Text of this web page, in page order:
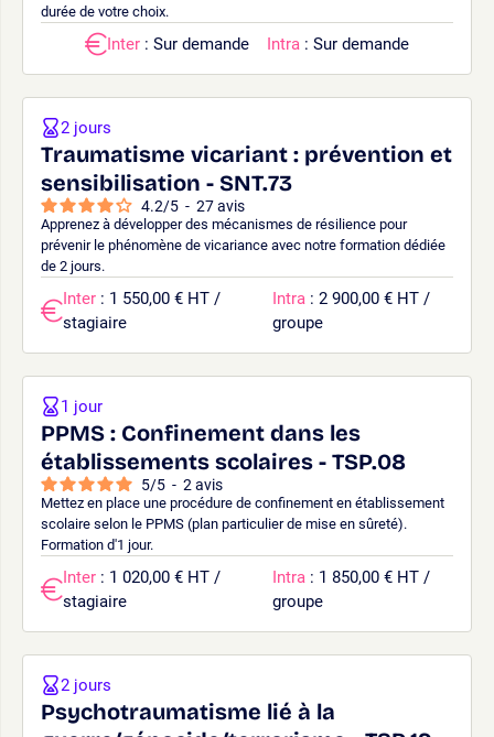
durée de votre choix.
Inter : Sur demande Intra : Sur demande
Traumatisme vicariant : prévention et
sensibilisation - SNT.73
4.2/5 - 27avis
Apprenez à développer des mécanismes de résilience pour
prévenir le phénomène de vicariance avec notre formation dédiée
de 2 jours.
2 jours
Inter : 1 550,00 € HT /
stagiaire
Intra : 2 900,00 € HT /
groupe
PPMS : Confinement dans les
établissements scolaires - TSP.08
5/5 - 2 avis
Mettez en place une procédure de confinement en établissement
scolaire selon le PPMS (plan particulier de mise en sûreté).
Formation d'1 jour.
1 jour
Inter : 1 020,00 € HT /
stagiaire
Intra : 1 850,00 € HT /
groupe
Psychotraumatisme lié à la
2 jours